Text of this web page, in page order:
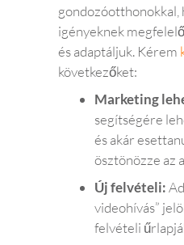
gondozóotthonokkal,
igényeknek
és adaptáljuk. Kérem
következőket:
Marketing
segítségére
és akár
ösztönözze az
Új felvételi:
videohívás”
felvételi